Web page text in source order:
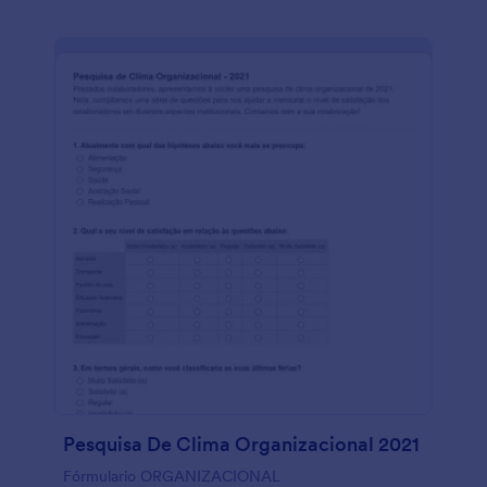
Pesquisa De Clima Organizacional 2021
Fórmulario ORGANIZACIONAL